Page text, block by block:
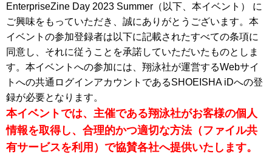
EnterpriseZine Day 2023 Summer（以下、本イベント） に
ご興味をもっていただき、誠にありがとうございます。本
イベントの参加登録者は以下に記載されたすべての条項に
同意し、それに従うことを承諾していただいたものとしま
す。本イベントへの参加には、翔泳社が運営するWebサイ
トへの共通ログインアカウントであるSHOEISHA iDへの登
録が必要となります。
本イベントでは、主催である翔泳社がお客様の個人
情報を取得し、合理的かつ適切な方法（ファイル共
有サービスを利用）で協賛各社へ提供いたします。